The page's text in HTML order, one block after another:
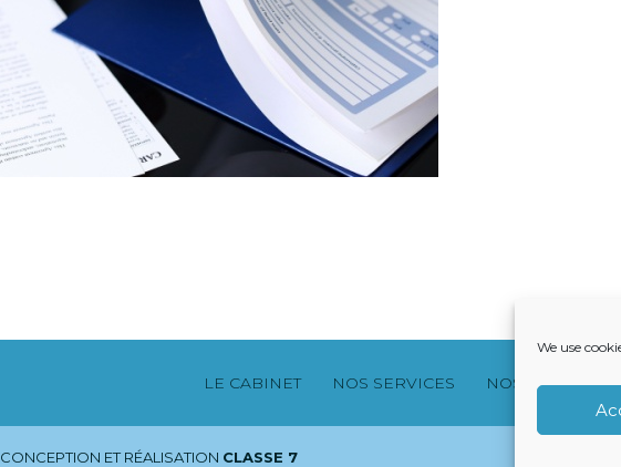
We use
Footer
LE CABINET NOS SERVICES NOS SOLUTIONS
CONCEPTION ET RÉALISATION CLASSE 7